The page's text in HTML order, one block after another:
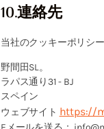
10.連絡先
当社のクッキーポリシ
野間田SL。
ラパス通り31 - BJ
スペイン
ウェブサイト https://